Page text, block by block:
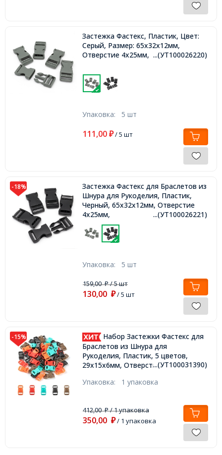
Застежка Фастекс, Пластик, Цвет:
Серый, Размер: 65x32x12мм,
Отверстие 4х25мм, ...(УТ100026220)
Упаковка: 5 шт
111,00 ₽/ 5 шт
-18%
Застежка Фастекс для Браслетов из
Шнура для Рукоделия, Пластик,
Черный, 65x32x12мм, Отверстие
4х25мм,
...(УТ100026221)
Упаковка: 5 шт
159,00₽/ 5 шт
130,00 ₽/ 5 шт
-15%
Набор Застежки Фастекс для
Браслетов из Шнура для
Рукоделия, Пластик, 5 цветов,
29x15x6мм, Отверстие 11х3.5мм,
...(УТ100031390)
Упаковка: 1 упаковка
412,00₽/ 1 упаковка
350,00 ₽/ 1 упаковка